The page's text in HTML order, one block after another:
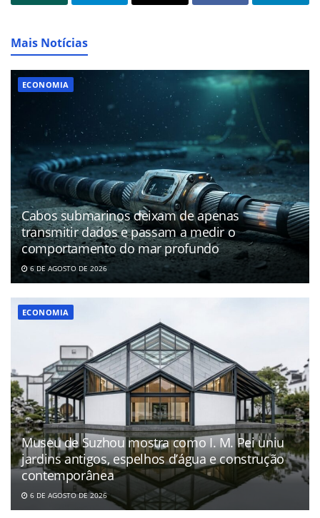
Mais Notícias
ECONOMIA
Cabos submarinos deixam de apenas
transmitir dados e passam a medir o
comportamento do mar profundo
6 DE AGOSTO DE 2026
ECONOMIA
Museu de Suzhou mostra como I. M. Pei uniu
jardins antigos, espelhos d’água e construção
contemporânea
6 DE AGOSTO DE 2026